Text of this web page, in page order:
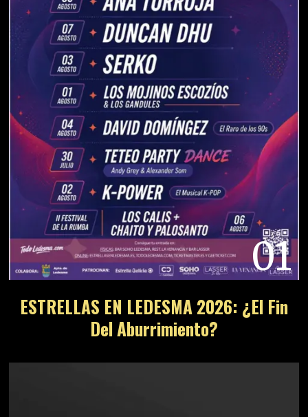
01
ESTRELLAS EN LEDESMA 2026: ¿El Fin
Del Aburrimiento?